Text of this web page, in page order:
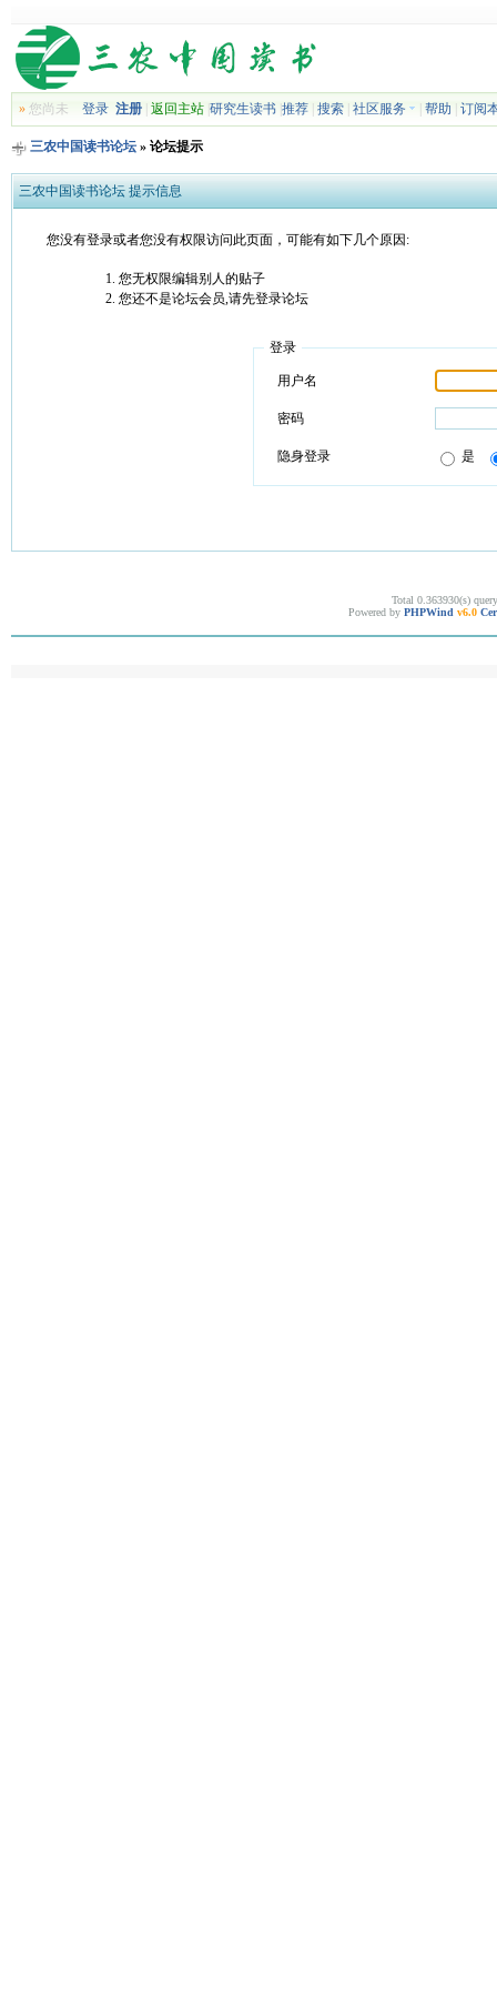
»您尚未 登录 注册| 返回主站| 研究生读书| 推荐| 搜索| 社区服务 帮助 订阅
三农中国读书论坛» 论坛提示
三农中国读书论坛 提示信息
您没有登录或者您没有权限访问此页面，可能有如下几个原因:
您无权限编辑别人的贴子
您还不是论坛会员,请先登录论坛
登录
用户名
密码
隐身登录 是
Total 0.363930(s)
Powered by PHPWind v6.0